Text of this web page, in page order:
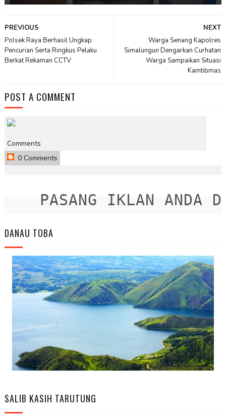
NEXT
Warga Senang Kapolres
Simalungun Dengarkan Curhatan
Warga Sampaikan Situasi
Kamtibmas
PREVIOUS
Polsek Raya Berhasil Ungkap
Pencurian Serta Ringkus Pelaku
Berkat Rekaman CCTV
POST A COMMENT
Comments
0 Comments
PASANG IKLAN ANDA
DANAU TOBA
SALIB KASIH TARUTUNG